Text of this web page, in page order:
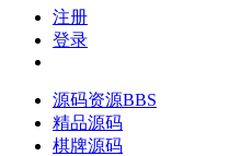
注册
登录
源码资源BBS
精品源码
棋牌源码